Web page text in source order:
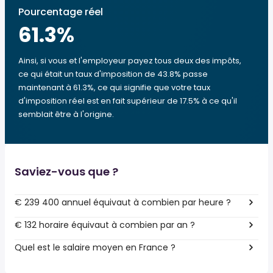
Pourcentage réel
61.3%
Ainsi, si vous et l'employeur payez tous deux des impôts,
ce qui était un taux d'imposition de 43.8% passe
maintenant à 61.3%, ce qui signifie que votre taux
d'imposition réel est en fait supérieur de 17.5% à ce qu'il
semblait être à l'origine.
Saviez-vous que ?
€ 239 400 annuel équivaut à combien par heure ?
€ 132 horaire équivaut à combien par an ?
Quel est le salaire moyen en France ?